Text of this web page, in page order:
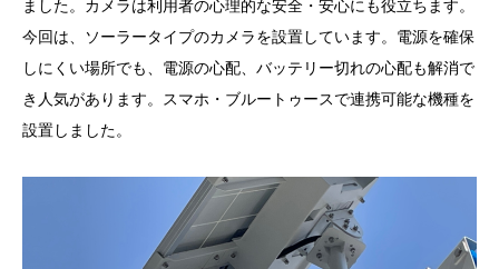
ました。カメラは利用者の心理的な安全・安心にも役立ちます。
今回は、ソーラータイプのカメラを設置しています。電源を確保
しにくい場所でも、電源の心配、バッテリー切れの心配も解消で
き人気があります。スマホ・ブルートゥースで連携可能な機種を
設置しました。